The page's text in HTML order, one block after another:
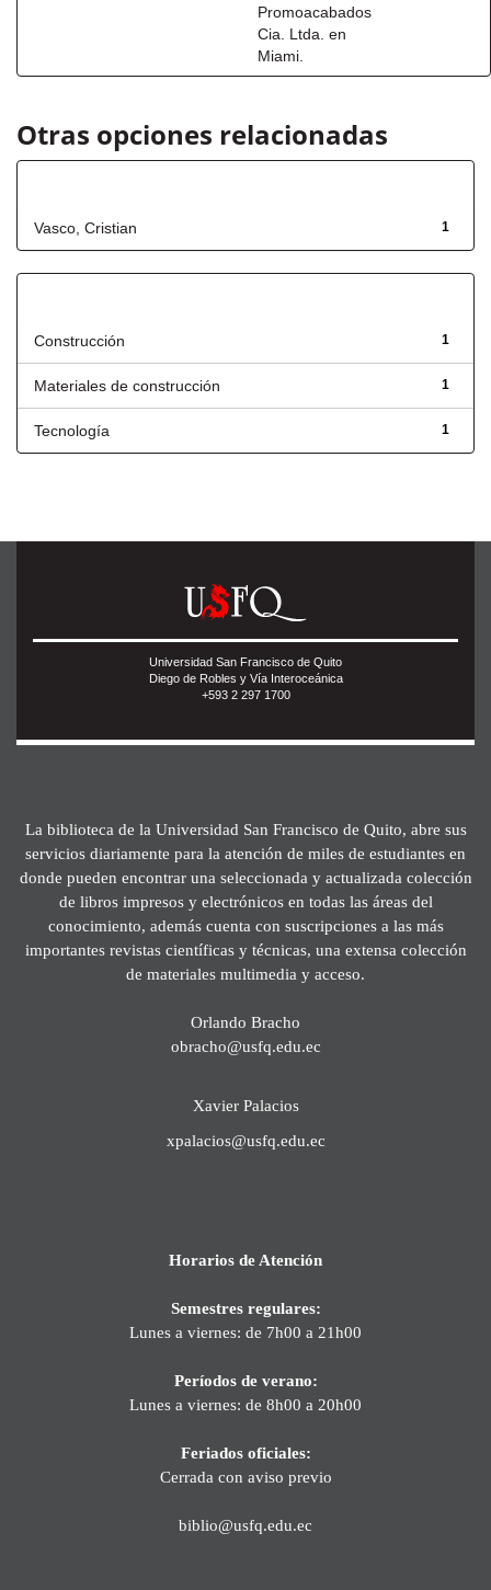
Promoacabados
Cia. Ltda. en
Miami.
Otras opciones relacionadas
1
Vasco, Cristian
1
Construcción
1
Materiales de construcción
1
Tecnología
Universidad San Francisco de Quito
Diego de Robles y Vía Interoceánica
+593 2 297 1700
La biblioteca de la Universidad San Francisco de Quito, abre sus
servicios diariamente para la atención de miles de estudiantes en
donde pueden encontrar una seleccionada y actualizada colección
de libros impresos y electrónicos en todas las áreas del
conocimiento, además cuenta con suscripciones a las más
importantes revistas científicas y técnicas, una extensa colección
de materiales multimedia y acceso.
Orlando Bracho
obracho@usfq.edu.ec
Xavier Palacios
xpalacios@usfq.edu.ec
Horarios de Atención
Semestres regulares:
Lunes a viernes: de 7h00 a 21h00
Períodos de verano:
Lunes a viernes: de 8h00 a 20h00
Feriados oficiales:
Cerrada con aviso previo
biblio@usfq.edu.ec